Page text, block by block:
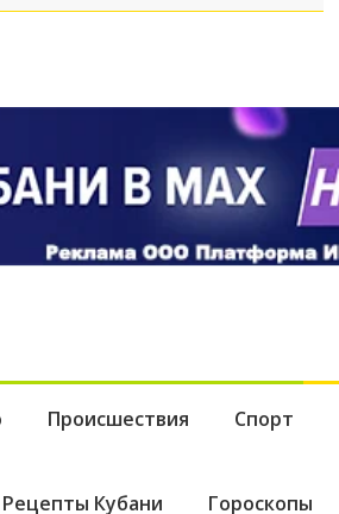
Происшествия Спорт
Рецепты Кубани Гороскопы